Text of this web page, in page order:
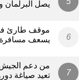
يصل البرلمان
موقف طارئ في
يسعف مسافرة
من دعم الجيش
تعيد صياغة